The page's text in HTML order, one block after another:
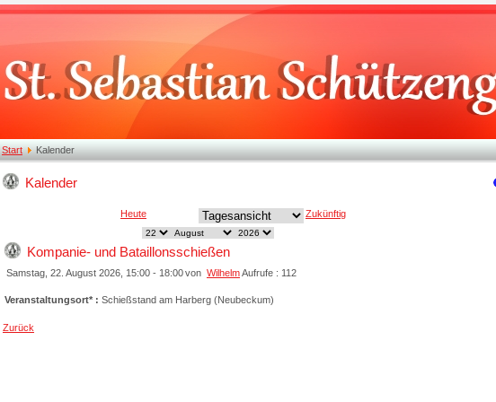
Start Kalender
Kalender
Heute Zukünftig
Kompanie- und Bataillonsschießen
Samstag, 22. August 2026, 15:00 - 18:00von WilhelmAufrufe : 112
Veranstaltungsort* : Schießstand am Harberg (Neubeckum)
Zurück